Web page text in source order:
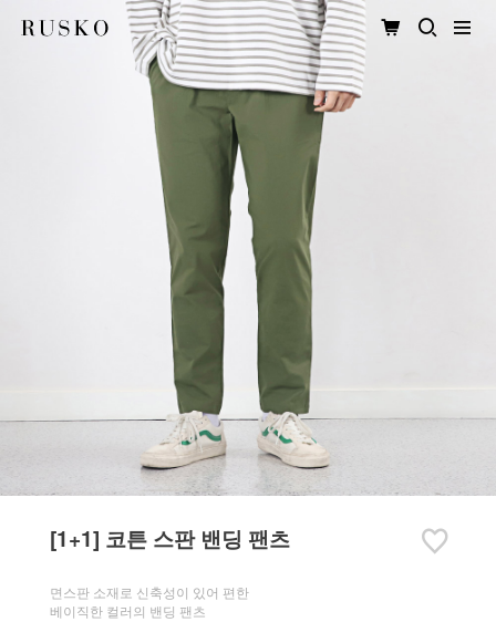
[1+1] 코튼 스판 밴딩 팬츠
면스판 소재로 신축성이 있어 편한
베이직한 컬러의 밴딩 팬츠